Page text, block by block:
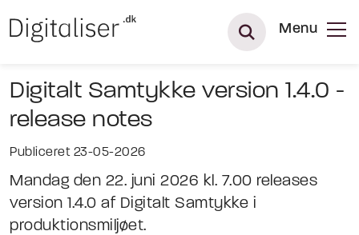
Menu
Digitalt Samtykke version 1.4.0 -
release notes
Publiceret 23-05-2026
Mandag den 22. juni 2026 kl. 7.00 releases
version 1.4.0 af Digitalt Samtykke i
produktionsmiljøet.